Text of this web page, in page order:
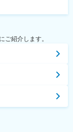
ご紹介します。